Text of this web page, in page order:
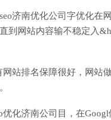
济南优化公司字优化
到网站内容输不稳定入
网站排名保障很好，网站
化济南公司目，在